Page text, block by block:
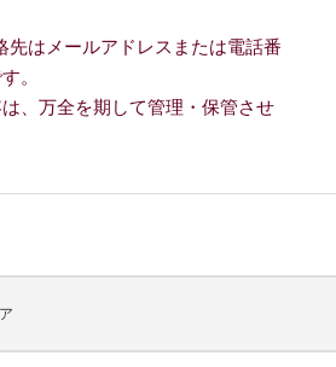
先はメールアドレスまたは電話番
。
、万全を期して管理・保管させ